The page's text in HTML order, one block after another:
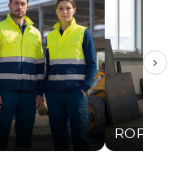
ROPA
›